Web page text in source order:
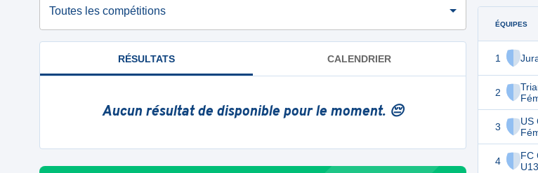
Toutes les compétitions
RÉSULTATS CALENDRIER
Aucun résultat de disponible pour le moment. 😔
ÉQUIPES
1
2
3
US
4
FC